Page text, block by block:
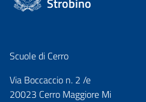
Scuole di Cerro
Via Boccaccio n. 2 /e
20023 Cerro Maggiore Mi